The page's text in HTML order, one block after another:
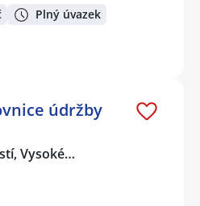
Plný úvazek
údržby
Vysoké…